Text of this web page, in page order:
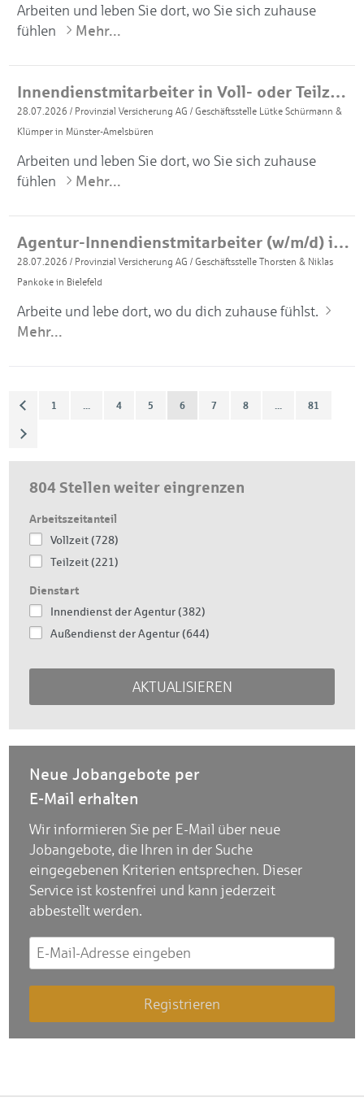
Arbeiten und leben Sie dort, wo Sie sich zuhause
fühlen
Mehr...
Innendienstmitarbeiter in Voll- oder Teilzeit (m/w/d)
28.07.2026 / Provinzial Versicherung AG /Geschäftsstelle Lütke Schürmann &
Klümper in Münster-Amelsbüren
Arbeiten und leben Sie dort, wo Sie sich zuhause
fühlen
Mehr...
Agentur-Innendienstmitarbeiter (w/m/d) in Vollzeit
28.07.2026 / Provinzial Versicherung AG /Geschäftsstelle Thorsten & Niklas
Pankoke in Bielefeld
Arbeite und lebe dort, wo du dich zuhause fühlst.
Mehr...
1 4 5 6 7 8 81
804 Stellen weiter eingrenzen
Arbeitszeitanteil
Vollzeit (728)
Teilzeit (221)
Dienstart
Innendienst der Agentur (382)
Außendienst der Agentur (644)
AKTUALISIEREN
Neue Jobangebote per
E-Mail erhalten
Wir informieren Sie per E-Mail über neue
Jobangebote, die Ihren in der Suche
eingegebenen Kriterien entsprechen. Dieser
Service ist kostenfrei und kann jederzeit
abbestellt werden.